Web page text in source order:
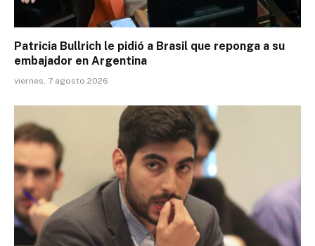
Patricia Bullrich le pidió a Brasil que reponga a su
embajador en Argentina
viernes, 7 agosto 2026